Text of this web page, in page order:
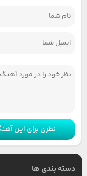
نظری برای این
دسته بندی ها